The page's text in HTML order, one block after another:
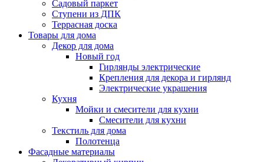
Садовый паркет
Ступени из ДПК
Террасная доска
Товары для дома
Декор для дома
Новый год
Гирлянды электрические
Крепления для декора и гирлянд
Электрические украшения
Кухня
Мойки и смесители для кухни
Смесители для кухни
Текстиль для дома
Полотенца
Фасадные материалы